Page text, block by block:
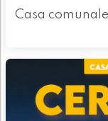
Casa comunale